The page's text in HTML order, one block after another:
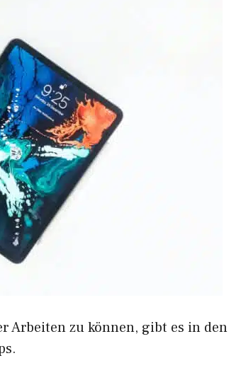
Arbeiten zu können, gibt es in den